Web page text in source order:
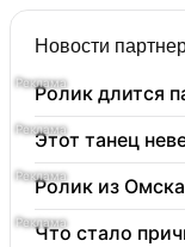
Новости
Ролик длится
Этот танец
Ролик из
Что стало